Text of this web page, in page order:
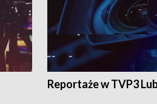
Reportaże w TVP3